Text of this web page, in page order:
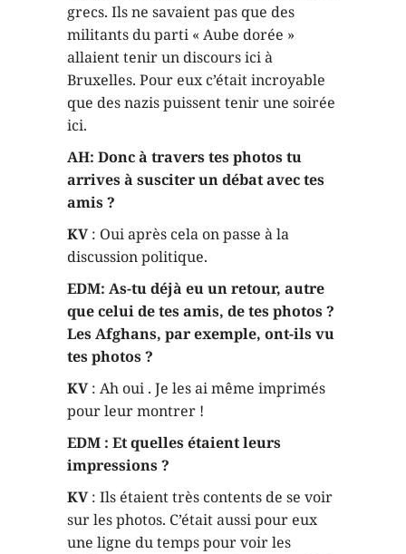
grecs. Ils ne savaient pas que des
militants du parti « Aube dorée »
allaient tenir un discours ici à
Bruxelles. Pour eux c’était incroyable
que des nazis puissent tenir une soirée
ici.
AH: Donc à travers tes photos tu
arrives à susciter un débat avec tes
amis ?
KV : Oui après cela on passe à la
discussion politique.
EDM: As-tu déjà eu un retour, autre
que celui de tes amis, de tes photos ?
Les Afghans, par exemple, ont-ils vu
tes photos ?
KV : Ah oui . Je les ai même imprimés
pour leur montrer !
EDM : Et quelles étaient leurs
impressions ?
KV : Ils étaient très contents de se voir
sur les photos. C’était aussi pour eux
une ligne du temps pour voir les